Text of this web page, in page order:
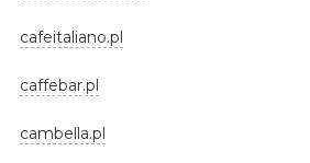
cafeitaliano.pl
caffebar.pl
cambella.pl